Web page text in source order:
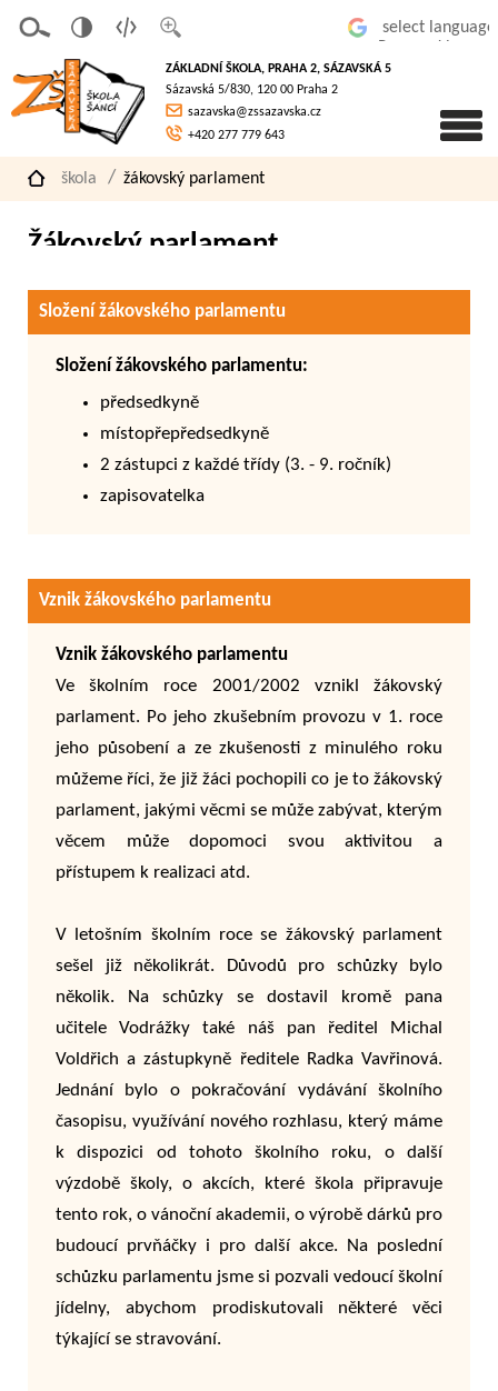
písmo
á
verze
pro
slaboz
raké
ZÁKLADNÍ ŠKOLA, PRAHA 2, SÁZAVSKÁ 5
Sázavská 5/830, 120 00 Praha 2
sazavska@zssazavska.cz
+420 277 779 643
škola žákovský parlament
Žákovský parlament
Složení žákovského parlamentu
Složení žákovského parlamentu:
předsedkyně
místopřepředsedkyně
2 zástupci z každé třídy (3. - 9. ročník)
zapisovatelka
Vznik žákovského parlamentu
Vznik žákovského parlamentu
Ve školním roce 2001/2002 vznikl žákovský
parlament. Po jeho zkušebním provozu v 1. roce
jeho působení a ze zkušenosti z minulého roku
můžeme říci, že již žáci pochopili co je to žákovský
parlament, jakými věcmi se může zabývat, kterým
věcem může dopomoci svou aktivitou a
přístupem k realizaci atd.
V letošním školním roce se žákovský parlament
sešel již několikrát. Důvodů pro schůzky bylo
několik. Na schůzky se dostavil kromě pana
učitele Vodrážky také náš pan ředitel Michal
Voldřich a zástupkyně ředitele Radka Vavřinová.
Jednání bylo o pokračování vydávání školního
časopisu, využívání nového rozhlasu, který máme
k dispozici od tohoto školního roku, o další
výzdobě školy, o akcích, které škola připravuje
tento rok, o vánoční akademii, o výrobě dárků pro
budoucí prvňáčky i pro další akce. Na poslední
schůzku parlamentu jsme si pozvali vedoucí školní
jídelny, abychom prodiskutovali některé věci
týkající se stravování.